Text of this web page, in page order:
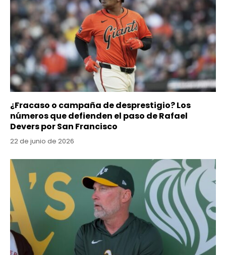
¿Fracaso o campaña de desprestigio? Los
números que defienden el paso de Rafael
Devers por San Francisco
22 de junio de 2026